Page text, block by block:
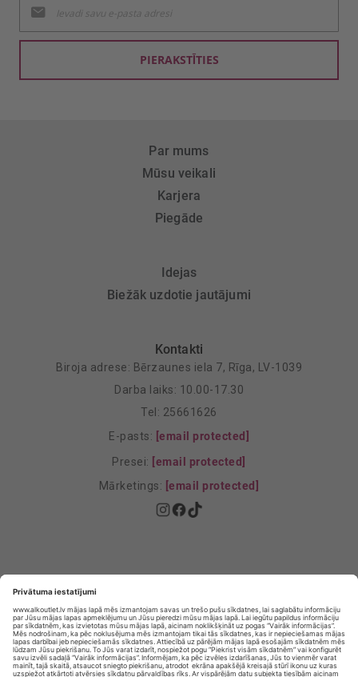
jaunumu
saņemšanai:
PIERAKSTĪTIES
Par mums
Mūsu veikali
Karjera
Piegāde
Idejas
Biežāk uzdotie jautājumi
Kontakti
Biroja adrese: Bērzaunes iela 7, Rīga, LV-1039
Darba laiks: 10.00-17.30
Tel: 25661626
E-pasts: [email protected]
Presei: [email protected]
Mārketings: [email protected]
Privātuma Iestatījumi
E-veikala lietošanas noteikumi